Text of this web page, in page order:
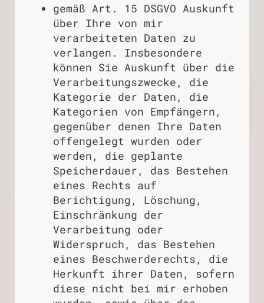
gemäß Art. 15 DSGVO Auskunft
über Ihre von mir
verarbeiteten Daten zu
verlangen. Insbesondere
können Sie Auskunft über die
Verarbeitungszwecke, die
Kategorie der Daten, die
Kategorien von Empfängern,
gegenüber denen Ihre Daten
offengelegt wurden oder
werden, die geplante
Speicherdauer, das Bestehen
eines Rechts auf
Berichtigung, Löschung,
Einschränkung der
Verarbeitung oder
Widerspruch, das Bestehen
eines Beschwerderechts, die
Herkunft ihrer Daten, sofern
diese nicht bei mir erhoben